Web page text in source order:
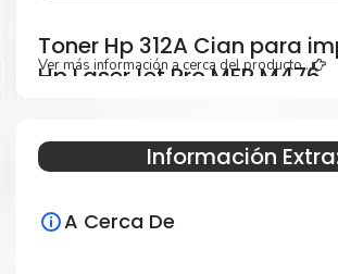
Toner Hp 312A Cian para
Hp LaserJet Pro MFP M476
Especificaciones Técnicas
Para impresoras:
Ver más información a cerca del producto...
Información
A Cerca De